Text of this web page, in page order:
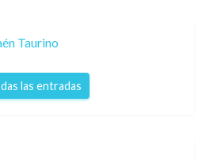
Taurino
las entradas